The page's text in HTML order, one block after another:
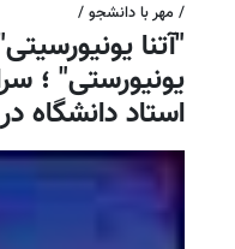
/ مهر با دانشجو /
"آتنا
یونیورستی" ؛
استاد دانشگاه